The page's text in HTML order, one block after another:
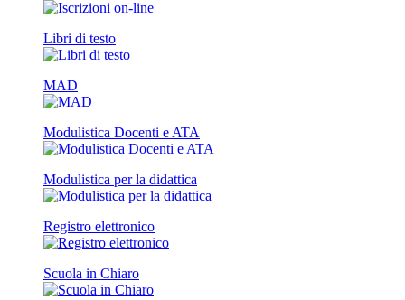
Libri di testo
MAD
Modulistica Docenti e ATA
Modulistica per la didattica
Registro elettronico
Scuola in Chiaro